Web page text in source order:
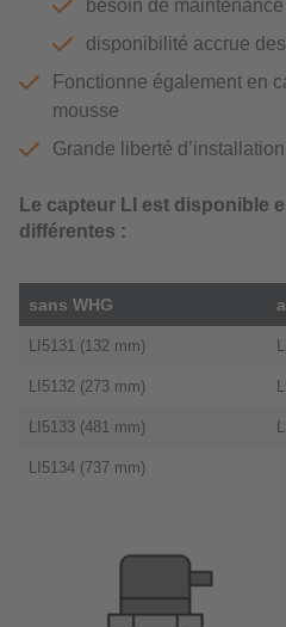
besoin de
disponibilité accrue
Fonctionne également en
mousse
Grande liberté d’installation
Le capteur LI est disponible
différentes :
sans WHG
LI5131 (132 mm)
LI5132 (273 mm)
LI5133 (481 mm)
LI5134 (737 mm)